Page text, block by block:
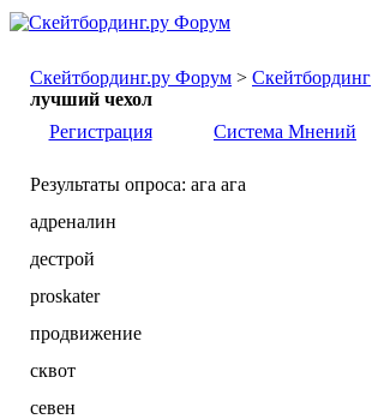
Скейтбординг.ру Форум > Скейтбординг
лучший чехол
Регистрация
Система Мнений
Результаты опроса: ага ага
адреналин
дестрой
proskater
продвижение
сквот
севен